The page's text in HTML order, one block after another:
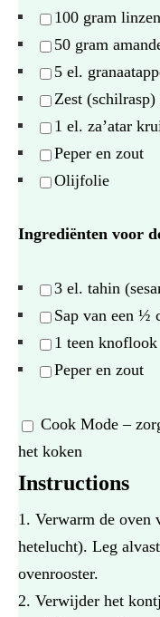
100 gram linzen
50 gram
5 el.
Zest
1 el. za’atar
Peper en zout
Olijfolie
Ingrediënten voor
3 el. tahin
Sap van een ½
1 teen knoflook
Peper en zout
Cook Mode –
het koken
Instructions
Verwarm de oven
hetelucht). Leg
ovenrooster.
Verwijder het